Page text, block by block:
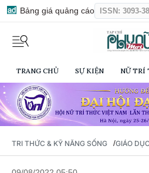
Bảng giá quảng cáo ISSN: 3093-
TRANG CHỦ SỰ KIỆN NỮ TRÍ
TRI THỨC & KỸ NĂNG SỐNG /GIÁO DỤC
09/08/2022 05:50